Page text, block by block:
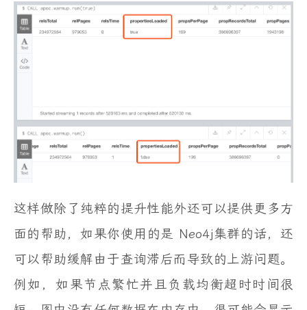
这样做除了纯粹的提升性能外还可以提供更多方
面的帮助，如果你使用的是 Neo4j集群的话，还
可以帮助缓解由于查询滞后而导致的上游问题。
例如，如果节点繁忙并且负载均衡超时时间很